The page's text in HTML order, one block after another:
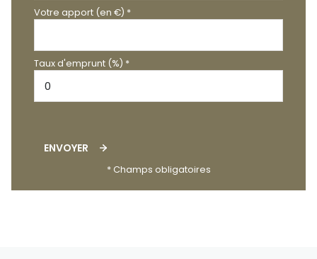
Votre apport (en €) *
Taux d'emprunt (%) *
ENVOYER
* Champs obligatoires